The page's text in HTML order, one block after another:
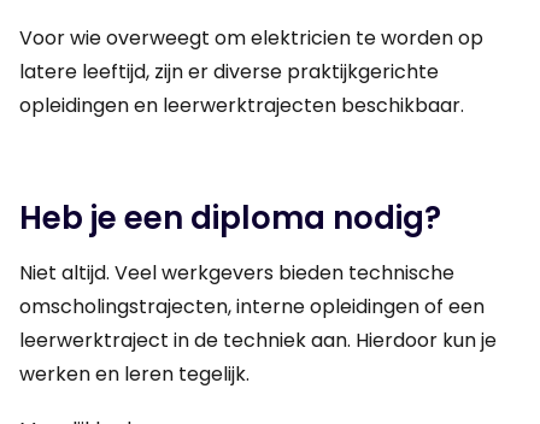
Voor wie overweegt om elektricien te worden op
latere leeftijd, zijn er diverse praktijkgerichte
opleidingen en leerwerktrajecten beschikbaar.
Heb je een diploma nodig?
Niet altijd. Veel werkgevers bieden technische
omscholingstrajecten, interne opleidingen of een
leerwerktraject in de techniek aan. Hierdoor kun je
werken en leren tegelijk.